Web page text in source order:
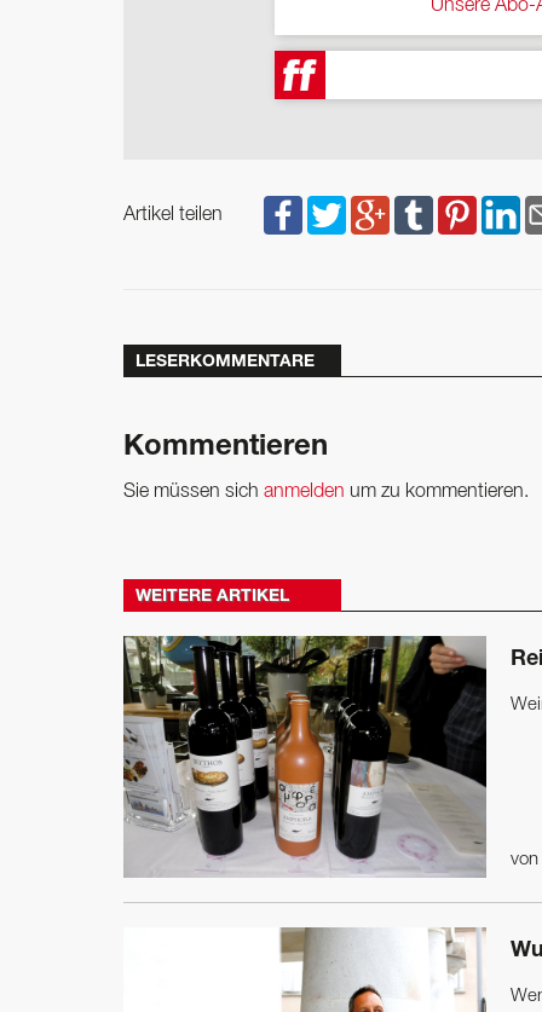
Unsere Abo-
Artikel teilen
LESERKOMMENTARE
Kommentieren
Sie müssen sich anmelden um zu kommentieren.
WEITERE ARTIKEL
von